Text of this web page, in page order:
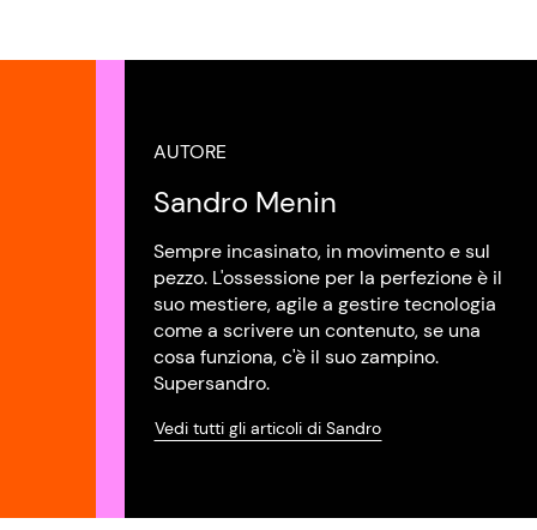
AUTORE
Sandro Menin
Sempre incasinato, in movimento e sul
pezzo. L'ossessione per la perfezione è il
suo mestiere, agile a gestire tecnologia
come a scrivere un contenuto, se una
cosa funziona, c'è il suo zampino.
Supersandro.
Vedi tutti gli articoli di Sandro